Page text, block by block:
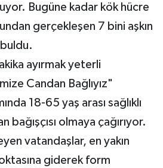
Bugüne kadar kök hücre
gerçekleşen 7 bini aşkın
ayırmak yeterli
Candan Bağlıyız"
18-65 yaş arası sağlıklı
bağışçısı olmaya çağırıyor.
vatandaşlar, en yakın
giderek form